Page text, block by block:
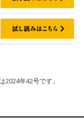
2024年42号です。